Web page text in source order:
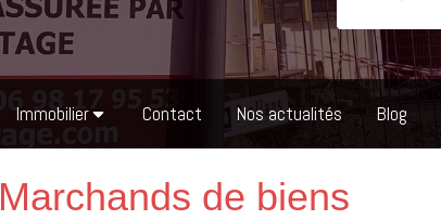
Immobilier Contact Nos actualités Blog
Marchands de biens